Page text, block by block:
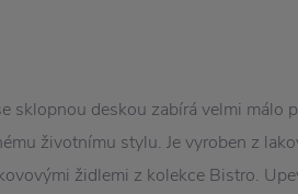
sklopnou deskou zabírá velmi málo
životnímu stylu. Je vyroben z
židlemi z kolekce Bistro.